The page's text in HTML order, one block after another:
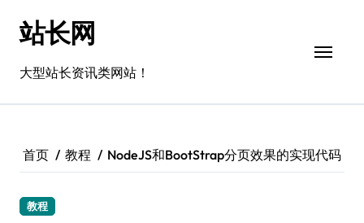
站长网
大型站长资讯类网站！
首页 教程 NodeJS和BootStrap分页效果的实现代码
教程